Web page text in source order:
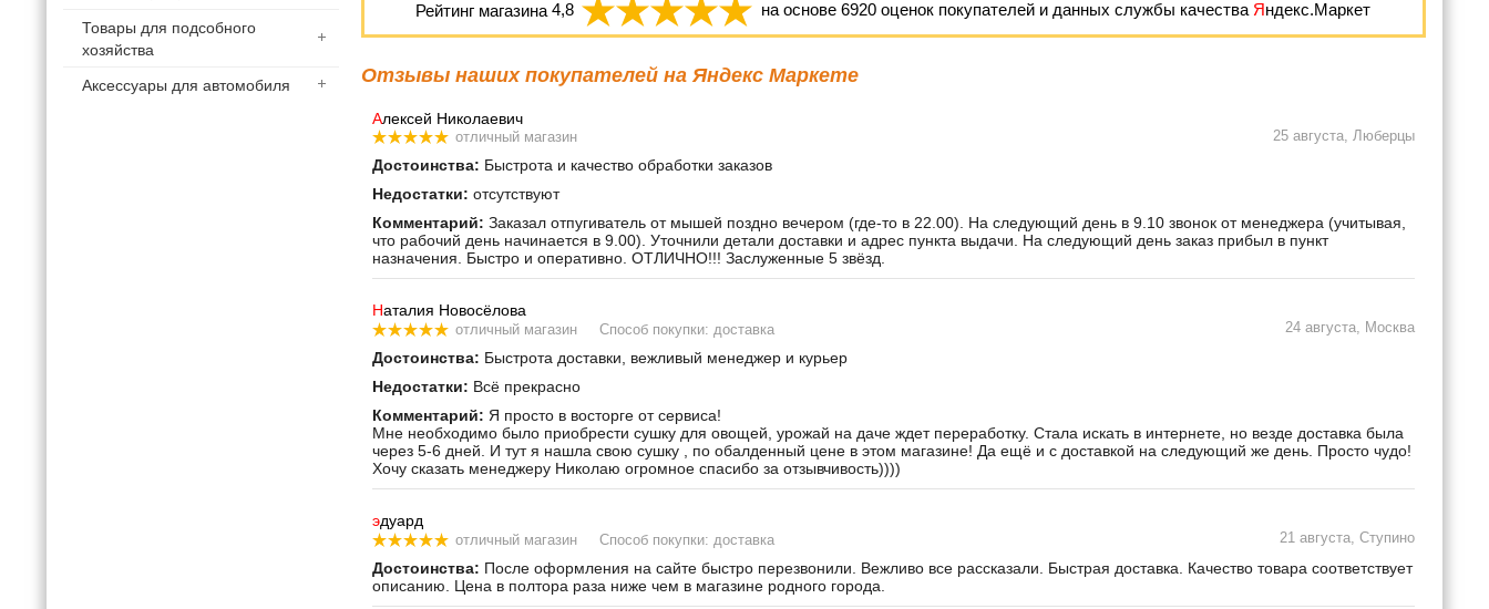
Товары для подсобного
хозяйства
Аксессуары для автомобиля
Рейтинг магазина 4,8 на основе6920 оценок покупателей и данных службы качества Яндекс.Маркет
Отзывы наших покупателей на Яндекс Маркете
Алексей Николаевич
отличный магазин 25 августа, Люберцы
Достоинства: Быстрота и качество обработки заказов
Недостатки: отсутствуют
Комментарий: Заказал отпугиватель от мышей поздно вечером (где-то в 22.00). На следующий день в 9.10 звонок от менеджера (учитывая,
что рабочий день начинается в 9.00). Уточнили детали доставки и адрес пункта выдачи. На следующий день заказ прибыл в пункт
назначения. Быстро и оперативно. ОТЛИЧНО!!! Заслуженные 5 звёзд.
Наталия Новосёлова
отличный магазин Способ покупки: доставка 24 августа, Москва
Достоинства: Быстрота доставки, вежливый менеджер и курьер
Недостатки: Всё прекрасно
Комментарий: Я просто в восторге от сервиса!
Мне необходимо было приобрести сушку для овощей, урожай на даче ждет переработку. Стала искать в интернете, но везде доставка была
через 5-6 дней. И тут я нашла свою сушку , по обалденный цене в этом магазине! Да ещё и с доставкой на следующий же день. Просто чудо!
Хочу сказать менеджеру Николаю огромное спасибо за отзывчивость))))
эдуард
отличный магазин Способ покупки: доставка 21 августа, Ступино
Достоинства: После оформления на сайте быстро перезвонили. Вежливо все рассказали. Быстрая доставка. Качество товара соответствует
описанию. Цена в полтора раза ниже чем в магазине родного города.